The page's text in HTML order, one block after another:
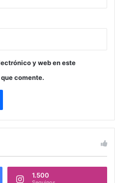
y web en este
comente.
1.500